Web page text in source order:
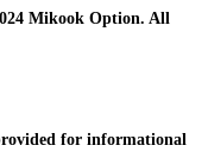
Mikook Option. All
for informational